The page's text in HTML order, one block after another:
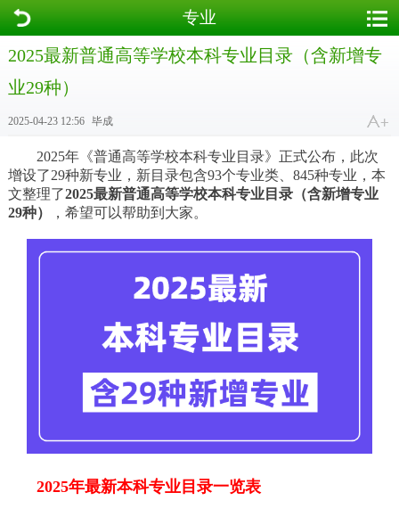
专业
2025最新普通高等学校本科专业目录（含新增专
业29种）
2025-04-23 12:56 毕成
2025年《普通高等学校本科专业目录》正式公布，此次
增设了29种新专业，新目录包含93个专业类、845种专业，本
文整理了2025最新普通高等学校本科专业目录（含新增专业
29种）
，希望可以帮助到大家。
2025年最新本科专业目录一览表